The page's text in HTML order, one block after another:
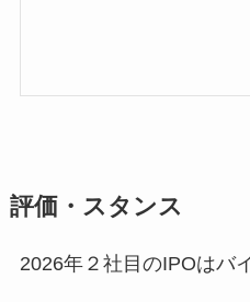
評価・スタンス
2026年２社目のIPOはバ